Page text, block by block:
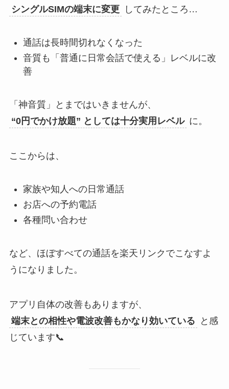
シングルSIMの端末に変更 してみたところ…
通話は長時間切れなくなった
音質も「普通に日常会話で使える」レベルに改
善
「神音質」とまではいきませんが、
“0円でかけ放題” としては十分実用レベル に。
ここからは、
家族や知人への日常通話
お店への予約電話
各種問い合わせ
など、ほぼすべての通話を楽天リンクでこなすよ
うになりました。
アプリ自体の改善もありますが、
端末との相性や電波改善もかなり効いている
と感
じています📞